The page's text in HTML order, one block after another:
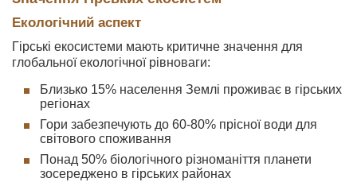
Екологічний аспект
Гірські екосистеми мають критичне значення для
глобальної екологічної рівноваги:
Близько 15% населення Землі проживає в гірських
регіонах
Гори забезпечують до 60-80% прісної води для
світового споживання
Понад 50% біологічного різноманіття планети
зосереджено в гірських районах